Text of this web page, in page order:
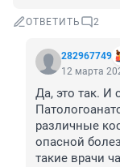
ОТВЕТИТЬ 2
282967749
12 марта
Да, это так. И
различные
опасной
такие врачи